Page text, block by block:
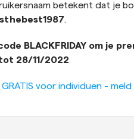
betekent dat je
.
BLACKFRIDAY om je
28/11/2022
voor individuen - meld